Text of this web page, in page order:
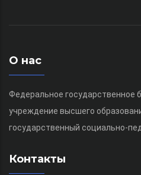
О нас
Федеральное государственное
учреждение высшего
государственный социально-
Контакты